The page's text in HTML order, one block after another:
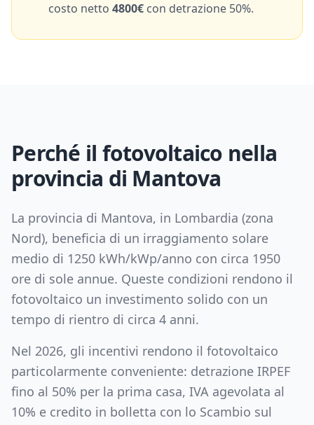
costo netto 4800€ con detrazione 50%.
Perché il fotovoltaico nella
provincia di Mantova
La provincia di Mantova, in Lombardia (zona
Nord), beneficia di un irraggiamento solare
medio di 1250 kWh/kWp/anno con circa 1950
ore di sole annue. Queste condizioni rendono il
fotovoltaico un investimento solido con un
tempo di rientro di circa 4 anni.
Nel 2026, gli incentivi rendono il fotovoltaico
particolarmente conveniente: detrazione IRPEF
fino al 50% per la prima casa, IVA agevolata al
10% e credito in bolletta con lo Scambio sul